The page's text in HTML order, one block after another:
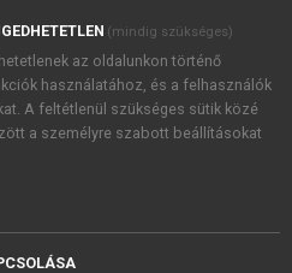
foglaltakat tudomásul
, valamint a szotar.netés a
foglaltakat
(mindig szükséges)
az oldalunkon történő
használatához, és a felhasználók
A feltétlenül szükséges sütik közé
a személyre szabott beállításokat